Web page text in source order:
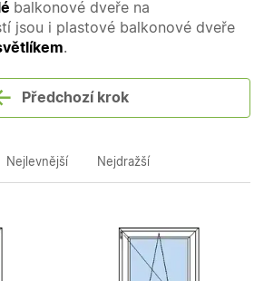
balkonové dveře na
jsou i plastové balkonové dveře
.
Předchozí krok
Nejlevnější Nejdražší